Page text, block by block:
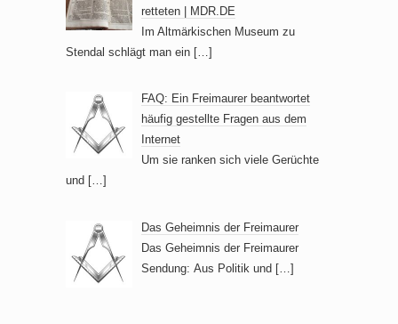
retteten | MDR.DE
Im Altmärkischen Museum zu
Stendal schlägt man ein […]
FAQ: Ein Freimaurer beantwortet
häufig gestellte Fragen aus dem
Internet
Um sie ranken sich viele Gerüchte
und […]
Das Geheimnis der Freimaurer
Das Geheimnis der Freimaurer
Sendung: Aus Politik und […]